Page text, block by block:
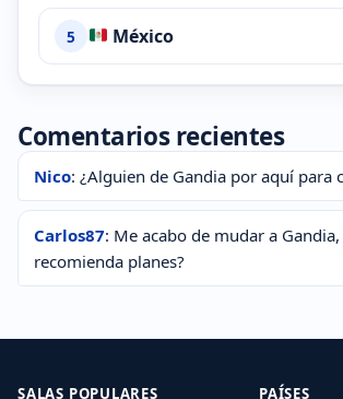
5 México
Comentarios recientes
Nico: ¿Alguien de Gandia por aquí para
Carlos87: Me acabo de mudar a
recomienda planes?
SALAS POPULARES PAÍSES